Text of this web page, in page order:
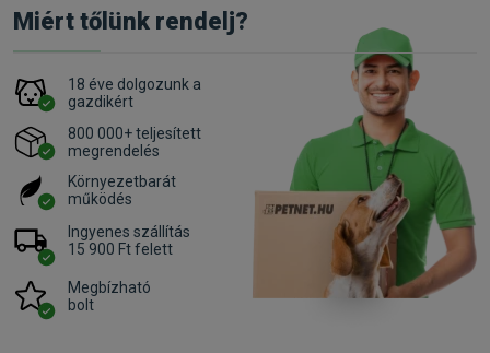
Miért tőlünk rendelj?
18 éve dolgozunk a
gazdikért
800 000+ teljesített
megrendelés
Környezetbarát
működés
Ingyenes szállítás
15 900 Ft felett
Megbízható
bolt